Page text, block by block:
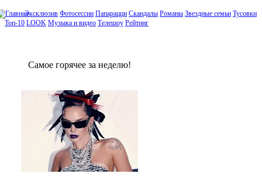
Эксклюзив Фотосессии Папарацци Скандалы Романы Звездные семьи Тусовки
Топ-10 LOOK Музыка и видео Телешоу Рейтинг
Сaмое гoрячее за неделю!